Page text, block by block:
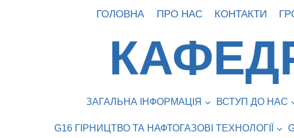
ГОЛОВНА ПРО НАС КОНТАКТИ
ЗАГАЛЬНА ІНФОРМАЦІЯ ВСТУП ДО НАС
G16 ГІРНИЦТВО ТА НАФТОГАЗОВІ ТЕХНОЛОГІЇ